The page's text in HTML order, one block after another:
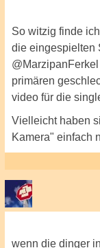
So witzig finde
die eingespielten
primären
video für die
Vielleicht haben
Kamera" einfach
wenn die dinger